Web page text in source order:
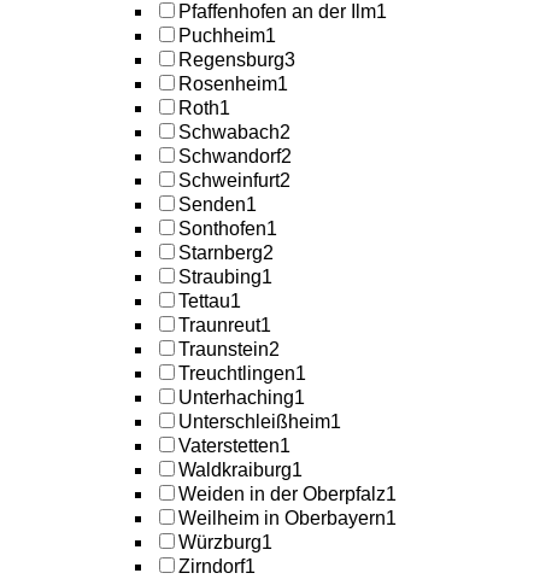
Pfaffenhofen an der Ilm1
Puchheim1
Regensburg3
Rosenheim1
Roth1
Schwabach2
Schwandorf2
Schweinfurt2
Senden1
Sonthofen1
Starnberg2
Straubing1
Tettau1
Traunreut1
Traunstein2
Treuchtlingen1
Unterhaching1
Unterschleißheim1
Vaterstetten1
Waldkraiburg1
Weiden in der Oberpfalz1
Weilheim in Oberbayern1
Würzburg1
Zirndorf1